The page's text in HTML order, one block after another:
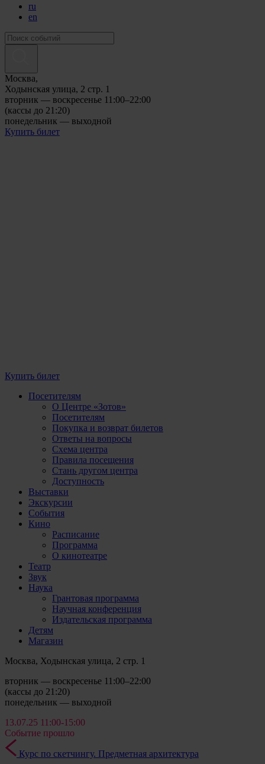
ru
en
Москва,
Ходынская улица, 2 стр. 1
вторник — воскресенье 11:00–22:00
(кассы до 21:20)
понедельник — выходной
Купить билет
Купить билет
Посетителям
О Центре «Зотов»
Посетителям
Покупка и возврат билетов
Ответы на вопросы
Схема центра
Правила посещения
Стань другом центра
Доступность
Выставки
Экскурсии
События
Кино
Расписание
Программа
О кинотеатре
Театр
Звук
Наука
Грантовая программа
Научная конференция
Издательская программа
Детям
Магазин
Москва, Ходынская улица, 2 стр. 1
вторник — воскресенье 11:00–22:00
(кассы до 21:20)
понедельник — выходной
13.07.25 11:00-15:00
Событие прошло
Курс по скетчингу. Предметная архитектура